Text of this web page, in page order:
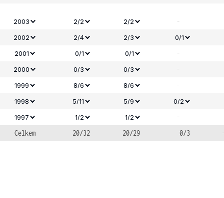
2003 2/2 2/2 -
2002 2/4 2/3
0/1
2001
0/1 0/1 -
2000 0/3 0/3 -
1999 8/6 8/6 -
1998 5/11 5/9
0/2
1997
1/2 1/2
-
Celkem
20/32 20/29 0/3